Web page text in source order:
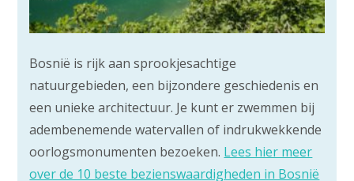
Bosnië is rijk aan sprookjesachtige
natuurgebieden, een bijzondere geschiedenis en
een unieke architectuur. Je kunt er zwemmen bij
adembenemende watervallen of indrukwekkende
oorlogsmonumenten bezoeken. Lees hier meer
over de 10 beste bezienswaardigheden in Bosnië